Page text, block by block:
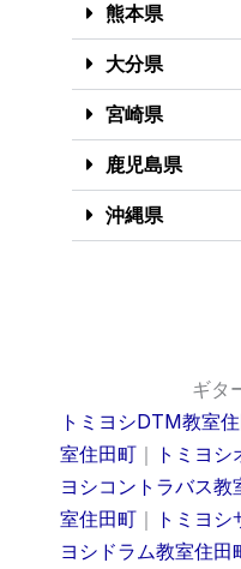
熊本県
大分県
宮崎県
鹿児島県
沖縄県
ギタ
トミヨシDTM教室
室住田町 ｜ トミヨ
ヨシコントラバス教
室住田町 ｜ トミヨ
ヨシドラム教室住田